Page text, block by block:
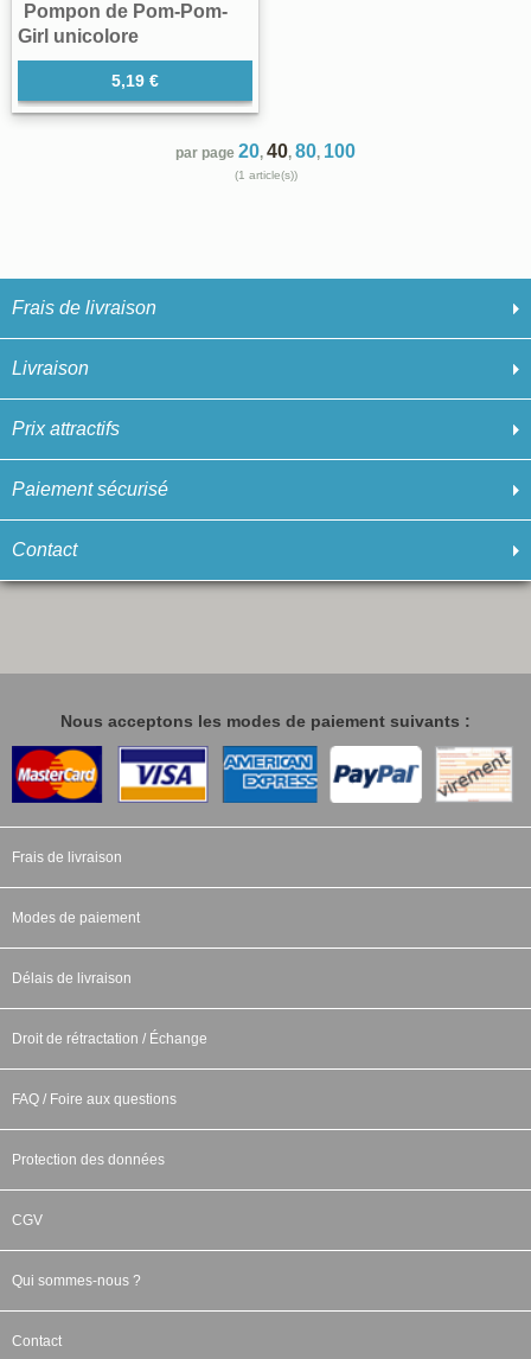
Frais de livraison
Livraison
Prix attractifs
Paiement sécurisé
Contact
Pompon de Pom-Pom-
Girl unicolore
5,19 €
par page 20, 40, 80, 100
(1 article(s))
Nous acceptons les modes de paiement suivants :
Frais de livraison
Modes de paiement
Délais de livraison
Droit de rétractation / Échange
FAQ / Foire aux questions
Protection des données
CGV
Qui sommes-nous ?
Contact